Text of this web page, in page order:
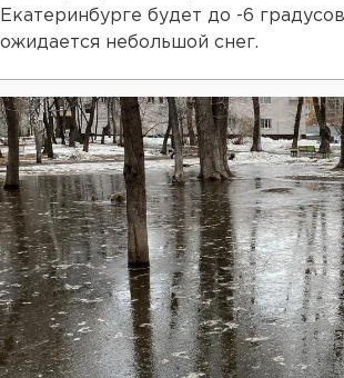
Екатеринбурге будет до -6
ожидается небольшой снег.